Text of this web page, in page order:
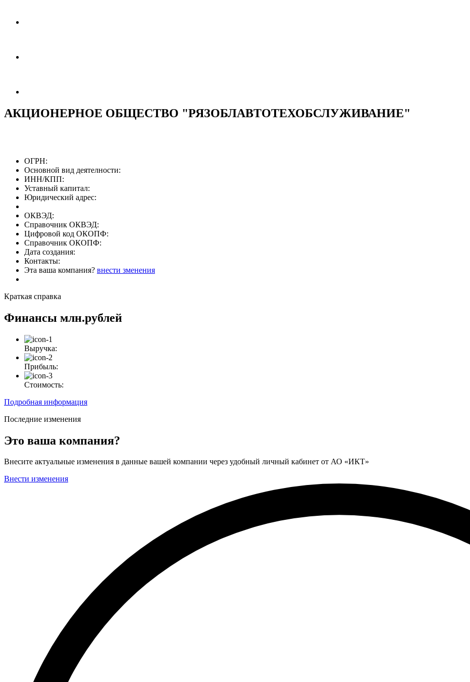
АКЦИОНЕРНОЕ ОБЩЕСТВО "РЯЗОБЛАВТОТЕХОБСЛУЖИВАНИЕ"
ОГРН:
Основной вид деятелности:
ИНН/КПП:
Уставный капитал:
Юридический адрес:
ОКВЭД:
Справочник ОКВЭД:
Цифровой код ОКОПФ:
Справочник ОКОПФ:
Дата создания:
Контакты:
Эта ваша компания? внести зменения
Краткая справка
Финансы млн.рублей
Выручка:
Прибыль:
Стоимость:
Подробная информация
Последние изменения
Это ваша компания?
Внесите актуальные изменения в данные вашей компании через удобный личный кабинет от АО «ИКТ»
Внести изменения